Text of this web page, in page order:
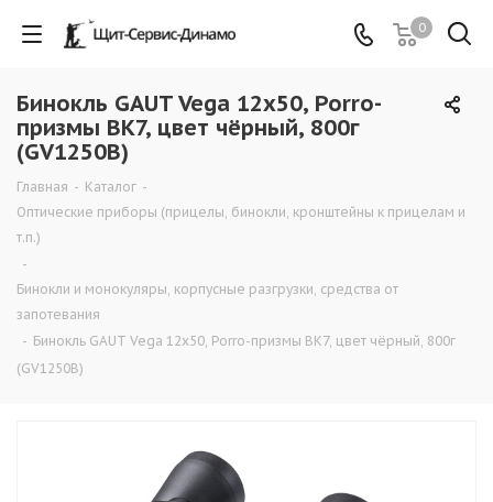
0
Бинокль GAUT Vega 12x50, Porro-
призмы BK7, цвет чёрный, 800г
(GV1250B)
Главная - Каталог -
Оптические приборы (прицелы, бинокли, кронштейны к прицелам и
т.п.)
-
Бинокли и монокуляры, корпусные разгрузки, средства от
запотевания
- Бинокль GAUT Vega 12x50, Porro-призмы BK7, цвет чёрный, 800г
(GV1250B)